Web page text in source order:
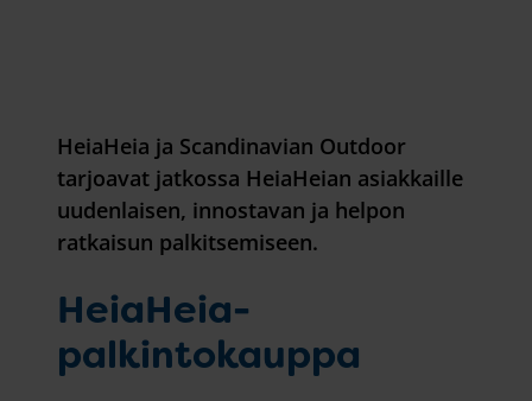
HeiaHeia ja Scandinavian Outdoor
tarjoavat jatkossa HeiaHeian asiakkaille
uudenlaisen, innostavan ja helpon
ratkaisun palkitsemiseen.
HeiaHeia-
palkintokauppa